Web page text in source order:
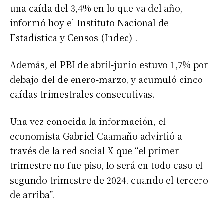
una caída del 3,4% en lo que va del año,
informó hoy el Instituto Nacional de
Estadística y Censos (Indec) .
Además, el PBI de abril-junio estuvo 1,7% por
debajo del de enero-marzo, y acumuló cinco
caídas trimestrales consecutivas.
Una vez conocida la información, el
economista Gabriel Caamaño advirtió a
través de la red social X que “el primer
trimestre no fue piso, lo será en todo caso el
segundo trimestre de 2024, cuando el tercero
de arriba”.